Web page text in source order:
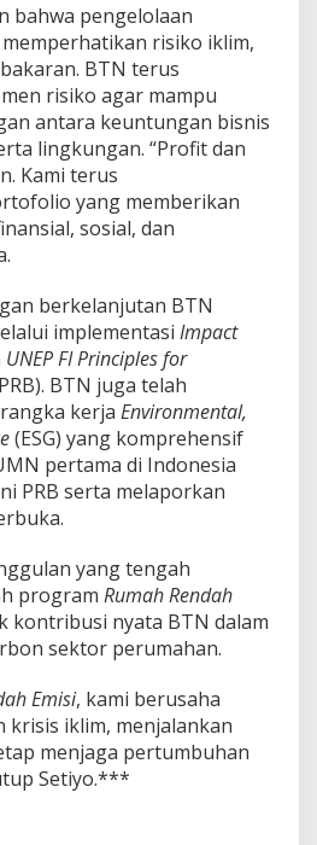
bahwa pengelolaan
risiko iklim,
BTN terus
risiko agar mampu
antara keuntungan bisnis
lingkungan. “Profit dan
Kami terus
yang memberikan
sosial, dan
berkelanjutan BTN
implementasi Impact
UNEP FI Principles for
BTN juga telah
kerja Environmental,
(ESG) yang komprehensif
pertama di Indonesia
PRB serta melaporkan
yang tengah
program Rumah Rendah
kontribusi nyata BTN dalam
sektor perumahan.
Emisi, kami berusaha
krisis iklim, menjalankan
menjaga pertumbuhan
Setiyo.***